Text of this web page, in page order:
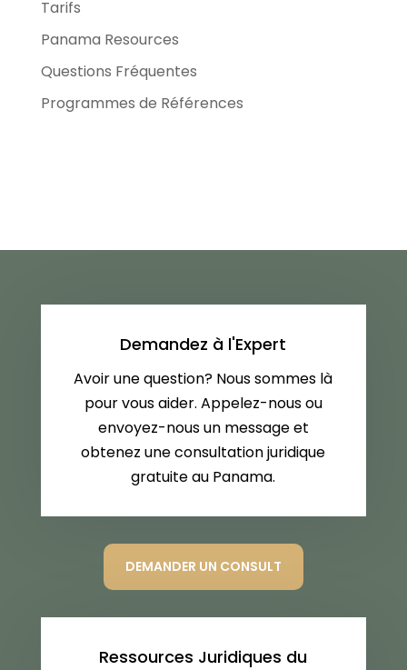
Tarifs
Panama Resources
Questions Fréquentes
Programmes de Références
Demandez à l'Expert
Avoir une question? Nous sommes là
pour vous aider. Appelez-nous ou
envoyez-nous un message et
obtenez une consultation juridique
gratuite au Panama.
DEMANDER UN CONSULT
Ressources Juridiques du